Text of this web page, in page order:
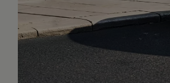
con aplicaciones y servicios digitales
Map Update
del software, los mapas y las
servicios para tu modelo
el móvil con el vehículo
Apps, inicio de sesión y tienda